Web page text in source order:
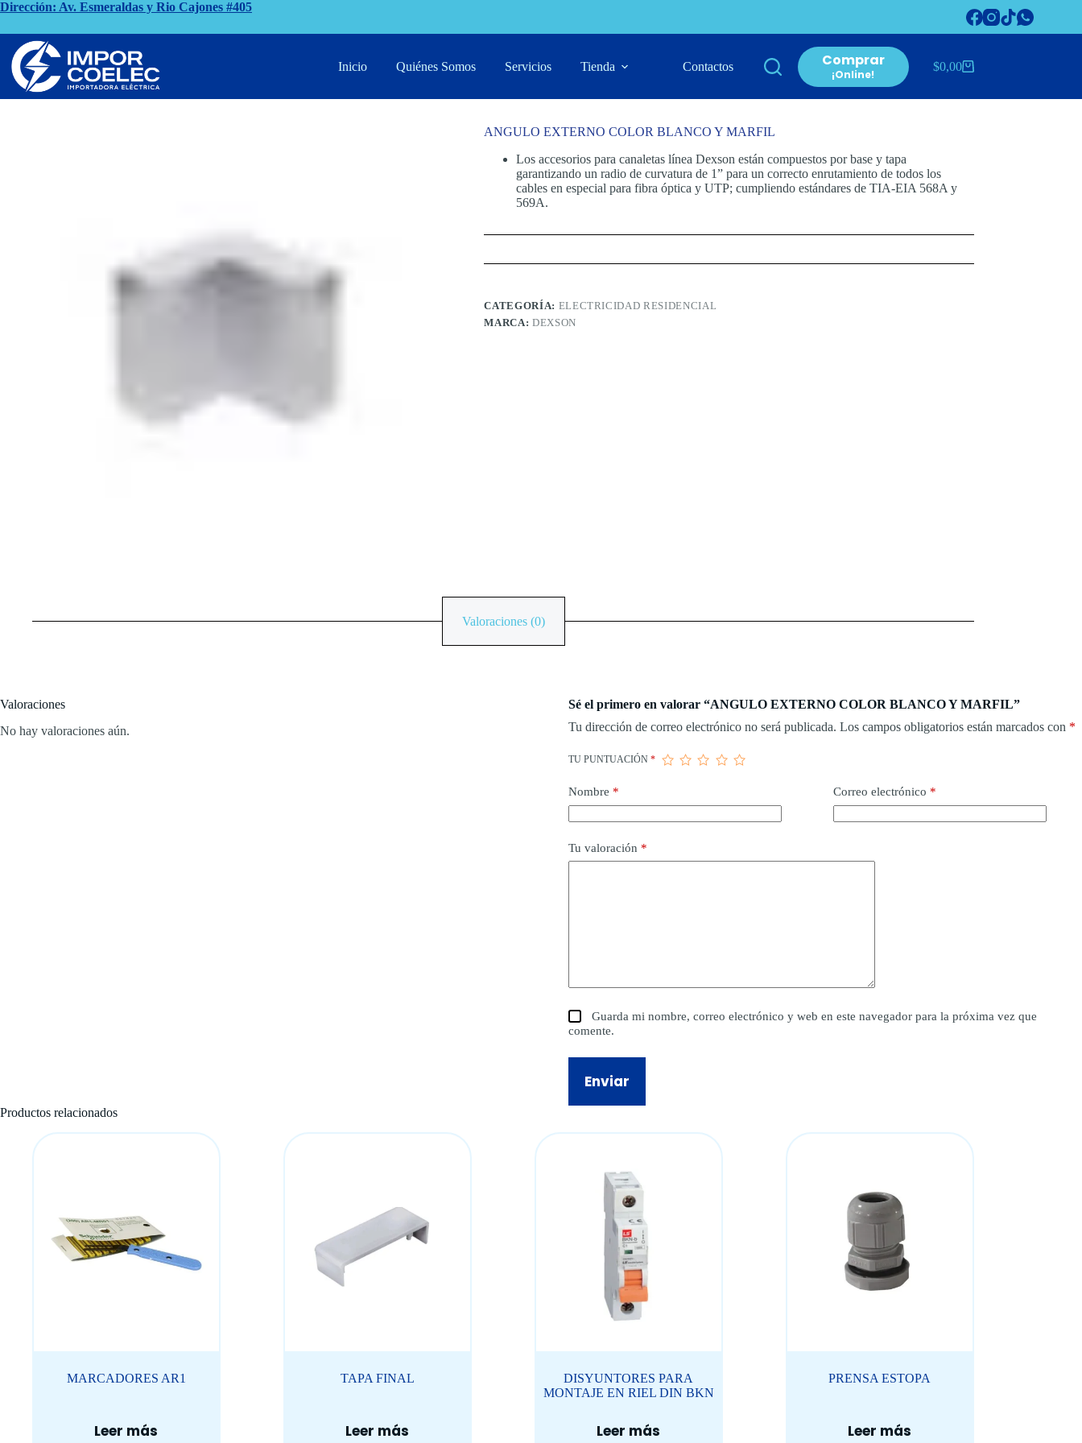
Saltar
contenido
Dirección: Av. Esmeraldas y Rio Cajones #405
Inicio Quiénes Somos Servicios Tienda Contactos Comprar
¡Online!
Carro
compra
$0,00
Inicio Electricidad Residencial
ANGULO EXTERNO COLOR BLANCO Y MARFIL
Los accesorios para canaletas línea Dexson están compuestos por base y tapa
garantizando un radio de curvatura de 1” para un correcto enrutamiento de todos los
cables en especial para fibra óptica y UTP; cumpliendo estándares de TIA-EIA 568A y
569A.
CATEGORÍA: ELECTRICIDAD RESIDENCIAL
MARCA: DEXSON
Valoraciones (0)
Valoraciones
No hay valoraciones aún.
Sé el primero en valorar “ANGULO EXTERNO COLOR BLANCO Y MARFIL”
Tu dirección de correo electrónico no será publicada. Los campos obligatorios están marcados con *
TU PUNTUACIÓN *
Nombre * Correo electrónico *
Tu valoración *
Guarda mi nombre, correo electrónico y web en este navegador para la próxima vez que
comente.
Enviar
Productos relacionados
MARCADORES AR1
Leer más
TAPA FINAL
Leer más
DISYUNTORES PARA
MONTAJE EN RIEL DIN BKN
Leer más
PRENSA ESTOPA
Leer más